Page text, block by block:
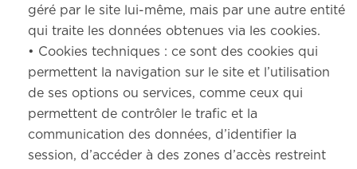
géré par le site lui-même, mais par une autre entité
qui traite les données obtenues via les cookies.
• Cookies techniques : ce sont des cookies qui
permettent la navigation sur le site et l’utilisation
de ses options ou services, comme ceux qui
permettent de contrôler le trafic et la
communication des données, d’identifier la
session, d’accéder à des zones d’accès restreint